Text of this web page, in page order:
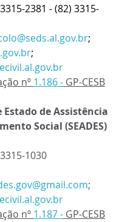
2381 - (82) 3315-
;
;
nº 1.186 - GP-CESB
Estado de Assistência
Social (SEADES)
1030
;
nº 1.187 - GP-CESB